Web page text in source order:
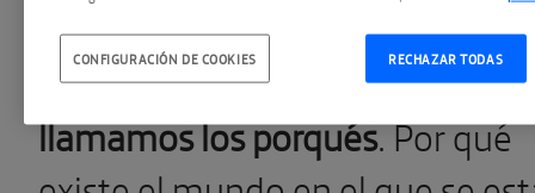
esqueleto básico que ya existe
responder a preguntas que
llamamos los porqués. Por qué
RECHAZAR TODAS
CONFIGURACIÓN DE COOKIES